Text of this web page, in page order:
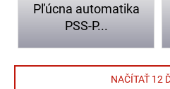
Pľúcna automatika
PSS-P...
NAČÍTAŤ 12